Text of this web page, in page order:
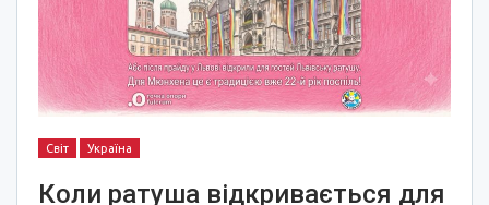
Світ Україна
Коли ратуша відкривається для